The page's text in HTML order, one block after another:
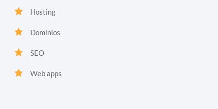
Hosting
Dominios
SEO
Web apps